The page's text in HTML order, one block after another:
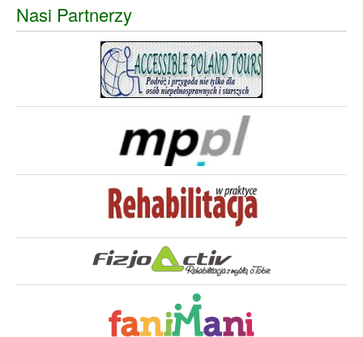
Nasi Partnerzy